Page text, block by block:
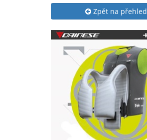
Zpět na přehled